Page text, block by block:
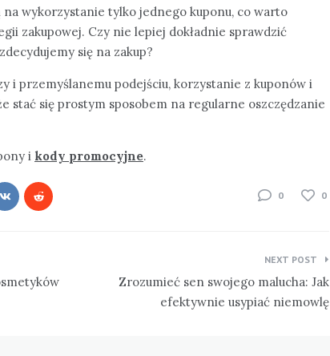
wykorzystanie tylko jednego kuponu, co warto
zakupowej. Czy nie lepiej dokładnie sprawdzić
się na zakup?
i przemyślanemu podejściu, korzystanie z kuponów i
stać się prostym sposobem na regularne oszczędzanie
i kody promocyjne.
0 0
NEXT POST
Zrozumieć sen swojego malucha: Jak
efektywnie usypiać niemowlę